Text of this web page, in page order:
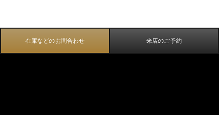
在庫などのお問合わせ 来店のご予約